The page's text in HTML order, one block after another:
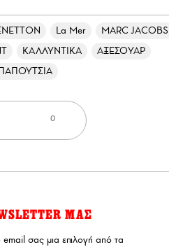
La Mer
MARC JACOBS
ΚΑΛΛΥΝΤΙΚΑ
ΑΞΕΣΟΥΑΡ
0
ΜΑΣ
σας μια επιλογή από τα